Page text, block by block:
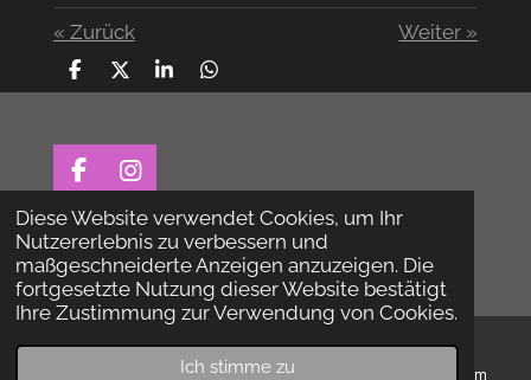
Diese Website verwendet Cookies, um Ihr
Nutzererlebnis zu verbessern und
maßgeschneiderte Anzeigen anzuzeigen. Die
fortgesetzte Nutzung dieser Website bestätigt
Ihre Zustimmung zur Verwendung von Cookies.
Ich stimme zu
« Zurück Weiter »
T
e
e
n
T
e
e
n
T
e
T
e
F
c
e
b
o
o
k
I
s
t
a
g
r
a
AGB |Datenschutz |Impressum
© 2026 Der.Proberaum e.V.
Telefon Instagram